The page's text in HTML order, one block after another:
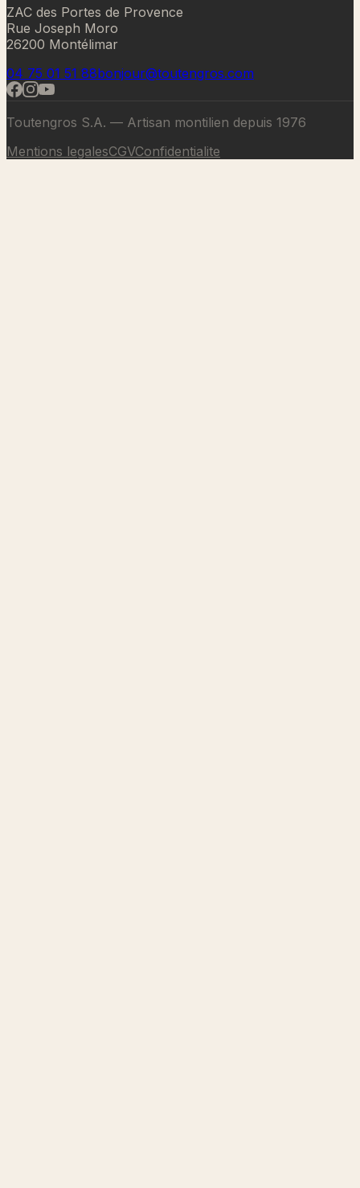
ZAC des Portes de Provence
Rue Joseph Moro
26200 Montélimar
04 75 01 51 88bonjour@toutengros.com
Toutengros S.A. — Artisan montilien depuis 1976
Mentions legalesCGVConfidentialite